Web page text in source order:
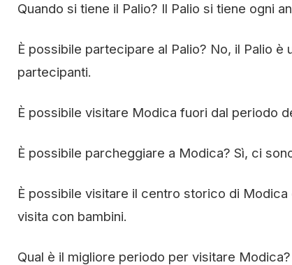
Quando si tiene il Palio? Il Palio si tiene ogni
È possibile partecipare al Palio? No, il Palio
partecipanti.
È possibile visitare Modica fuori dal periodo
È possibile parcheggiare a Modica? Sì, ci
È possibile visitare il centro storico di
visita con bambini.
Qual è il migliore periodo per visitare